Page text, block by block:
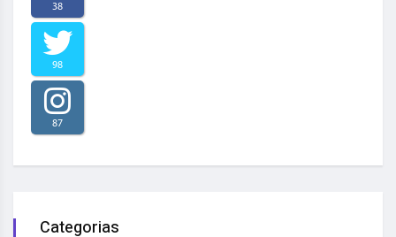
38
98
87
Categorias